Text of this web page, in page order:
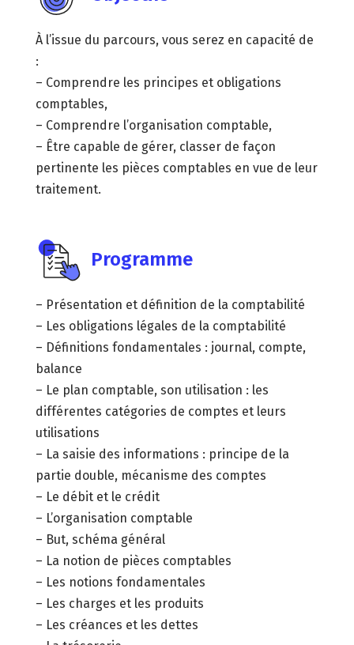
À l’issue du parcours, vous serez en capacité de
:
– Comprendre les principes et obligations
comptables,
– Comprendre l’organisation comptable,
– Être capable de gérer, classer de façon
pertinente les pièces comptables en vue de leur
traitement.
Programme
– Présentation et définition de la comptabilité
– Les obligations légales de la comptabilité
– Définitions fondamentales : journal, compte,
balance
– Le plan comptable, son utilisation : les
différentes catégories de comptes et leurs
utilisations
– La saisie des informations : principe de la
partie double, mécanisme des comptes
– Le débit et le crédit
– L’organisation comptable
– But, schéma général
– La notion de pièces comptables
– Les notions fondamentales
– Les charges et les produits
– Les créances et les dettes